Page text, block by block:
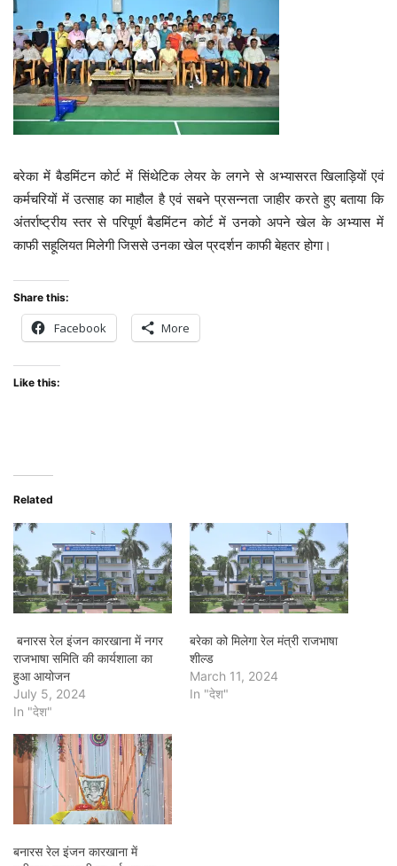
बरेका में बैडमिंटन कोर्ट में सिंथेटिक लेयर के लगने से अभ्यासरत खिलाड़ियों एवं
कर्मचरियों में उत्साह का माहौल है एवं सबने प्रसन्नता जाहीर करते हुए बताया कि
अंतर्राष्ट्रीय स्तर से परिपूर्ण बैडमिंटन कोर्ट में उनको अपने खेल के अभ्यास में
काफी सहूलियत मिलेगी जिससे उनका खेल प्रदर्शन काफी बेहतर होगा।
Share this:
Facebook More
Like this:
Related
बनारस रेल इंजन कारखाना में नगर
राजभाषा समिति की कार्यशाला का
हुआ आयोजन
July 5, 2024
In "देश"
बरेका को मिलेगा रेल मंत्री राजभाषा
शील्ड
March 11, 2024
In "देश"
बनारस रेल इंजन कारखाना में